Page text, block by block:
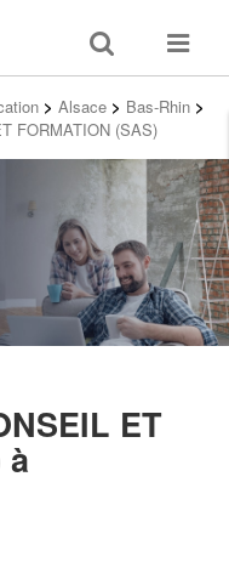
Toggle
search
Toggle
> Alsace > Bas-Rhin >
FORMATION (SAS)
ET
à